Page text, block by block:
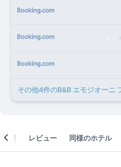
概要 レビュー 同様のホテル